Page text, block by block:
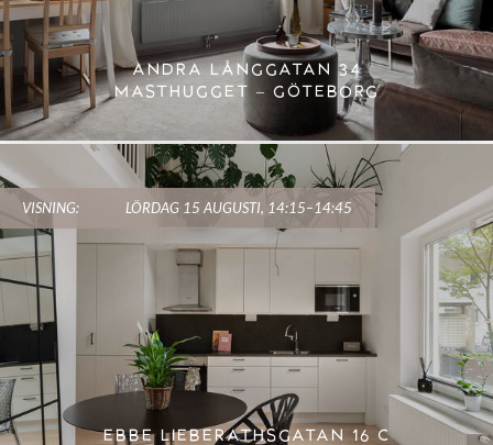
ANDRA LÅNGGATAN 34
MASTHUGGET – GÖTEBORG
VISNING: LÖRDAG 15 AUGUSTI, 14:15–14:45
EBBE LIEBERATHSGATAN 16 C